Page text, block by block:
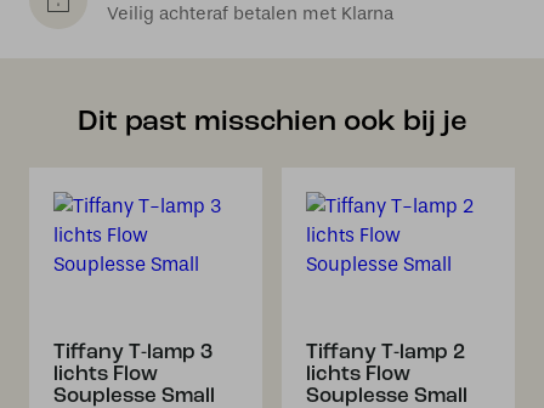
Veilig achteraf betalen met Klarna
Dit past misschien ook bij je
Tiffany T-lamp 3
lichts Flow
Souplesse Small
Tiffany T-lamp 2
lichts Flow
Souplesse Small